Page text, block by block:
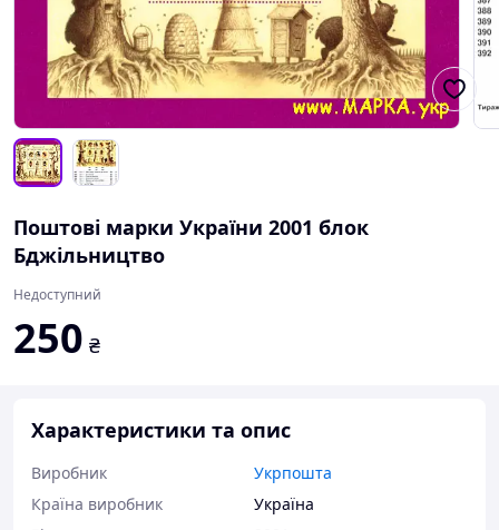
Поштові марки України 2001 блок
Бджільництво
Недоступний
250 ₴
Характеристики та опис
Виробник
Укрпошта
Країна виробник
Україна